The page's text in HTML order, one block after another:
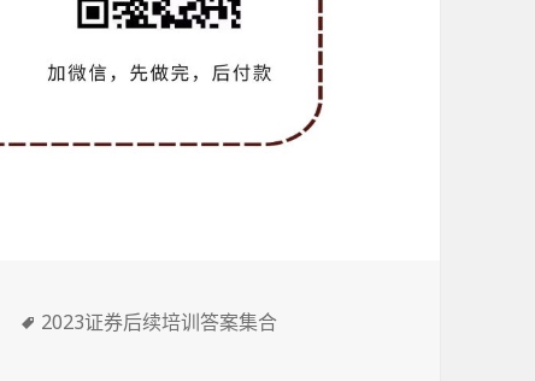
标
2023证券后续培训答案集合